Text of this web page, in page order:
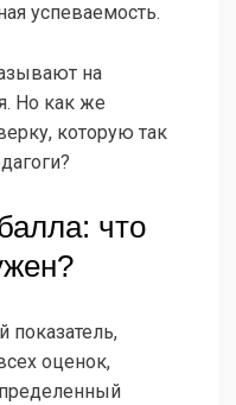
успеваемость.
на
Но как же
которую так
что
показатель,
оценок,